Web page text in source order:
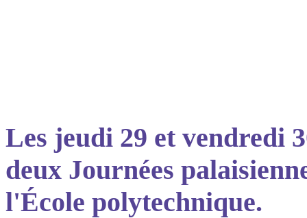
Les jeudi 29 et vendredi
deux Journées
l'École polytechnique.